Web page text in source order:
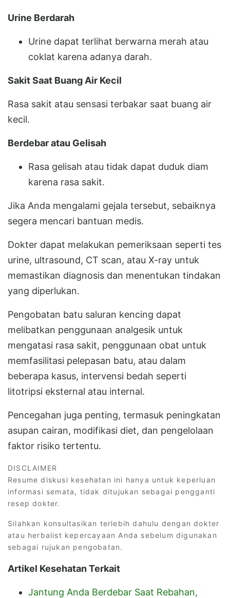
Urine Berdarah
Urine dapat terlihat berwarna merah atau
coklat karena adanya darah.
Sakit Saat Buang Air Kecil
Rasa sakit atau sensasi terbakar saat buang air
kecil.
Berdebar atau Gelisah
Rasa gelisah atau tidak dapat duduk diam
karena rasa sakit.
Jika Anda mengalami gejala tersebut, sebaiknya
segera mencari bantuan medis.
Dokter dapat melakukan pemeriksaan seperti tes
urine, ultrasound, CT scan, atau X-ray untuk
memastikan diagnosis dan menentukan tindakan
yang diperlukan.
Pengobatan batu saluran kencing dapat
melibatkan penggunaan analgesik untuk
mengatasi rasa sakit, penggunaan obat untuk
memfasilitasi pelepasan batu, atau dalam
beberapa kasus, intervensi bedah seperti
litotripsi eksternal atau internal.
Pencegahan juga penting, termasuk peningkatan
asupan cairan, modifikasi diet, dan pengelolaan
faktor risiko tertentu.
DISCLAIMER
Resume diskusi kesehatan ini hanya untuk keperluan
informasi semata, tidak ditujukan sebagai pengganti
resep dokter.
Silahkan konsultasikan terlebih dahulu dengan dokter
atau herbalist kepercayaan Anda sebelum digunakan
sebagai rujukan pengobatan.
Artikel Kesehatan Terkait
Jantung Anda Berdebar Saat Rebahan,